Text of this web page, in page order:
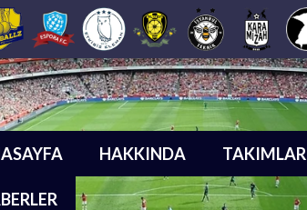
HAKKINDA TAKIMLAR